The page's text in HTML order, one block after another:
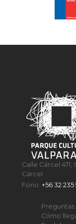
Calle Cárcel 471,
Cárcel
Fono:+56 32
Cómo